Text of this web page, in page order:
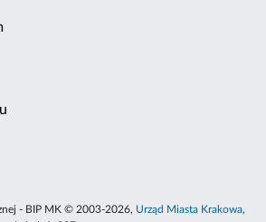
- BIP MK © 2003-2026, Urząd Miasta Krakowa,